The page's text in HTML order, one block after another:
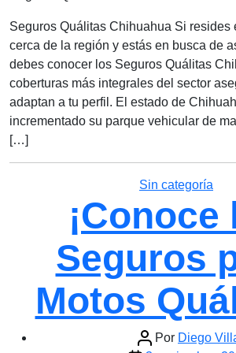
Seguros Quálitas Chihuahua Si resides
cerca de la región y estás en busca de
debes conocer los Seguros Quálitas
coberturas más integrales del sector
adaptan a tu perfil. El estado de
incrementado su parque vehicular de
[…]
Categorías
Sin categoría
¡Conoce
Seguros
Motos
AutorPor Diego